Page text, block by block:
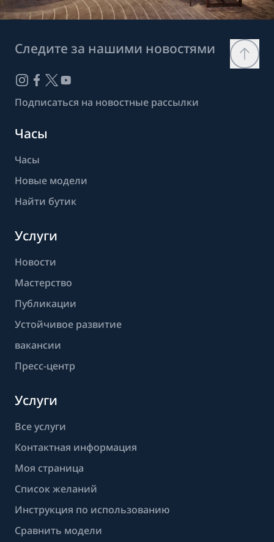
Следите за нашими новостями
Подписаться на новостные рассылки
Часы
Часы
Новые модели
Найти бутик
Услуги
Новости
Мастерство
Публикации
Устойчивое развитие
вакансии
Пресс-центр
Услуги
Все услуги
Контактная информация
Моя страница
Список желаний
Инструкция по использованию
Сравнить модели